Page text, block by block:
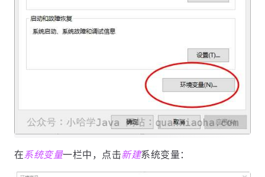
在系统变量一栏中，点击新建系统变量：